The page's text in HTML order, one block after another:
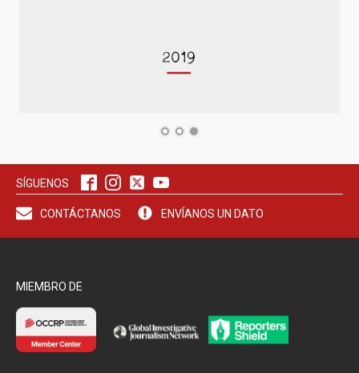
SÍGUENOS
CONTÁCTANOS ENVÍANOS UN DATO
MIEMBRO DE